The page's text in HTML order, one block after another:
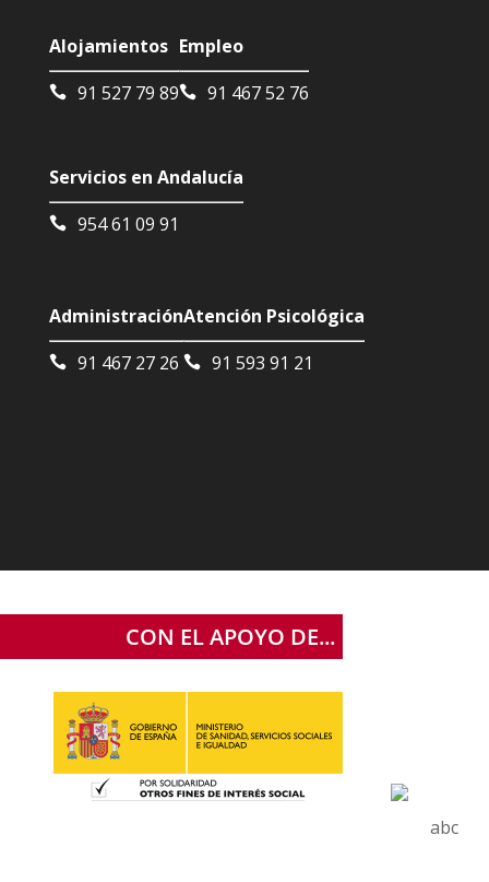
Alojamientos
91 527 79 89
Empleo
91 467 52 76
Servicios en Andalucía
954 61 09 91
Administración
91 467 27 26
Atención Psicológica
91 593 91 21
CON EL APOYO DE...
abc